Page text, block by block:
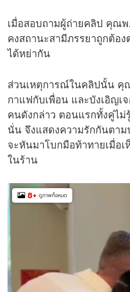
เมื่อสอบถามผู้ถ่ายคลิป คุณ
คงสถานะสามีภรรยาถูกต้อ
ได้หย่ากัน
ส่วนเหตุการณ์ในคลิปนั้น คุ
กาแฟกับเพื่อน และบังเอิญเ
คนดังกล่าว ตอนแรกทั้งคู่ไ
นั่น จึงแสดงความรักกันตา
จะหันมาโบกมือท้าทายเมื่อ
ในร้าน
8+ ดูภาพทั้งหมด